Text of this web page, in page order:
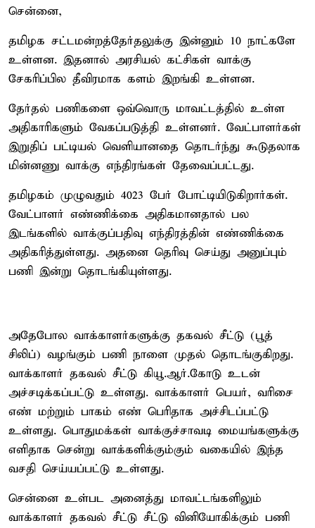
சென்னை,
தமிழக சட்டமன்றத்தேர்தலுக்கு இன்னும் 10 நாட்களே
உள்ளன. இதனால் அரசியல் கட்சிகள் வாக்கு
சேகரிப்பில தீவிரமாக களம் இறங்கி உள்ளன.
தேர்தல் பணிகளை ஒவ்வொரு மாவட்டத்தில் உள்ள
அதிகாரிகளும் வேகப்படுத்தி உள்ளனர். வேட்பாளர்கள்
இறுதிப் பட்டியல் வெளியானதை தொடர்ந்து கூடுதலாக
மின்னணு வாக்கு எந்திரங்கள் தேவைப்பட்டது.
தமிழகம் முழுவதும் 4023 பேர் போட்டியிடுகிறார்கள்.
வேட்பாளர் எண்ணிக்கை அதிகமானதால் பல
இடங்களில் வாக்குப்பதிவு எந்திரத்தின் எண்ணிக்கை
அதிகரித்துள்ளது. அதனை தெரிவு செய்து அனுப்பும்
பணி இன்று தொடங்கியுள்ளது.
அதேபோல வாக்காளர்களுக்கு தகவல் சீட்டு (பூத்
சிலிப்) வழங்கும் பணி நாளை முதல் தொடங்குகிறது.
வாக்காளர் தகவல் சீட்டு கியூ.ஆர்.கோடு உடன்
அச்சடிக்கப்பட்டு உள்ளது. வாக்காளர் பெயர், வரிசை
எண் மற்றும் பாகம் எண் பெரிதாக அச்சிடப்பட்டு
உள்ளது. பொதுமக்கள் வாக்குச்சாவடி மையங்களுக்கு
எளிதாக சென்று வாக்களிக்கும்கும் வகையில் இந்த
வசதி செய்யப்பட்டு உள்ளது.
சென்னை உள்பட அனைத்து மாவட்டங்களிலும்
வாக்காளர் தகவல் சீட்டு சீட்டு வினியோகிக்கும் பணி